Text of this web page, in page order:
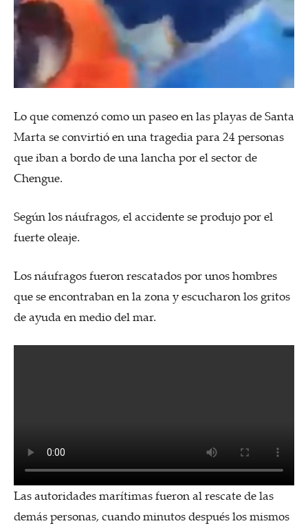
Lo que comenzó como un paseo en las playas de Santa
Marta se convirtió en una tragedia para 24 personas
que iban a bordo de una lancha por el sector de
Chengue.
Según los náufragos, el accidente se produjo por el
fuerte oleaje.
Los náufragos fueron rescatados por unos hombres
que se encontraban en la zona y escucharon los gritos
de ayuda en medio del mar.
Las autoridades marítimas fueron al rescate de las
demás personas, cuando minutos después los mismos